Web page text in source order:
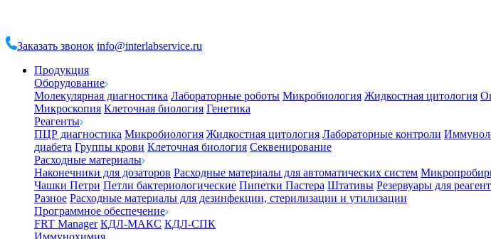
Заказать звонок info@interlabservice.ru
Продукция
Оборудование
Молекулярная диагностика Лабораторные роботы Микробиология Жидкостная цитология
Микроскопия Клеточная биология Генетика
Реагенты
ПЦР диагностика Микробиология Жидкостная цитология Лабораторные контроли
диабета Группы крови Клеточная биология Секвенирование
Расходные материалы
Наконечники для дозаторов Расходные материалы для автоматических систем
Чашки Петри Петли бактериологические Пипетки Пастера Штативы Резервуары для
Разное Расходные материалы для дезинфекции, стерилизации и утилизации
Программное обеспечение
FRT Manager КДЛ-МАКС КДЛ-СПК
Иммунохимия